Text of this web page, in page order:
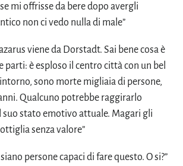
se mi offrisse da bere dopo avergli
non ci vedo nulla di male”
viene da Dorstadt. Sai bene cosa è
parti: è esploso il centro città con un bel
sono morte migliaia di persone,
Qualcuno potrebbe raggirarlo
stato emotivo attuale. Magari gli
senza valore”
persone capaci di fare questo. O si?”